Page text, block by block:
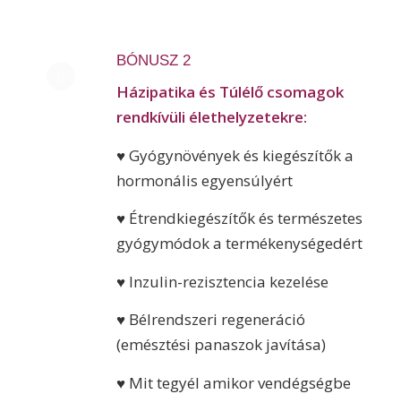
BÓNUSZ 2
Házipatika és Túlélő csomagok
rendkívüli élethelyzetekre:
♥ Gyógynövények és kiegészítők a
hormonális egyensúlyért
♥ Étrendkiegészítők és természetes
gyógymódok a termékenységedért
♥ Inzulin-rezisztencia kezelése
♥ Bélrendszeri regeneráció
(emésztési panaszok javítása)
♥ Mit tegyél amikor vendégségbe